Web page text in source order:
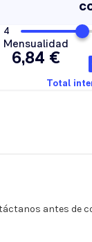
antes de